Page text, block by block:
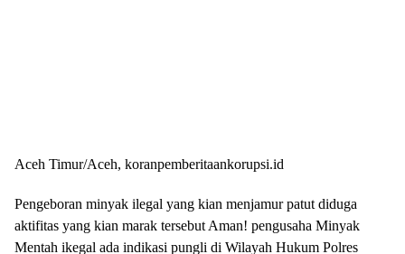
Aceh Timur/Aceh, koranpemberitaankorupsi.id
Pengeboran minyak ilegal yang kian menjamur patut diduga
aktifitas yang kian marak tersebut Aman! pengusaha Minyak
Mentah ikegal ada indikasi pungli di Wilayah Hukum Polres